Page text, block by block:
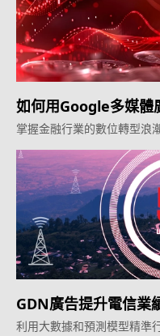
如何用Google多媒體
掌握金融行業的數位轉型浪
GDN廣告提升電信業
利用大數據和預測模型精準